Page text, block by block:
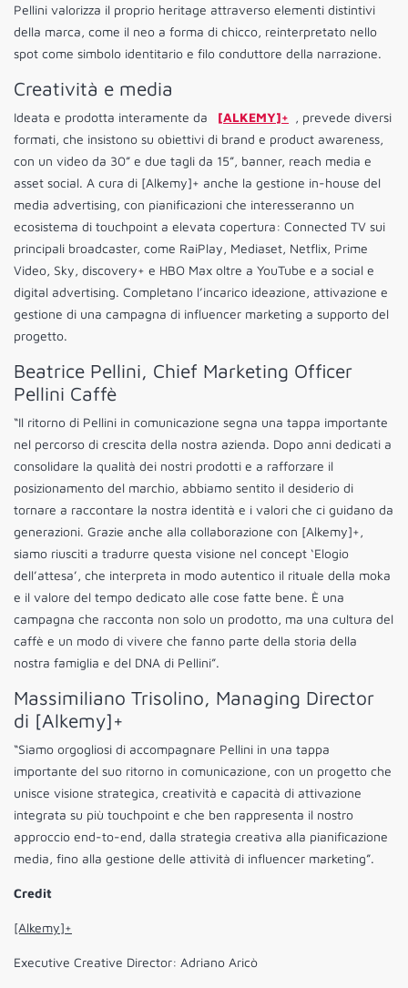
Pellini valorizza il proprio heritage attraverso elementi distintivi
della marca, come il neo a forma di chicco, reinterpretato nello
spot come simbolo identitario e filo conduttore della narrazione.
Creatività e media
Ideata e prodotta interamente da [ALKEMY]+ , prevede diversi
formati, che insistono su obiettivi di brand e product awareness,
con un video da 30” e due tagli da 15”, banner, reach media e
asset social. A cura di [Alkemy]+ anche la gestione in-house del
media advertising, con pianificazioni che interesseranno un
ecosistema di touchpoint a elevata copertura: Connected TV sui
principali broadcaster, come RaiPlay, Mediaset, Netflix, Prime
Video, Sky, discovery+ e HBO Max oltre a YouTube e a social e
digital advertising. Completano l’incarico ideazione, attivazione e
gestione di una campagna di influencer marketing a supporto del
progetto.
Beatrice Pellini, Chief Marketing Officer
Pellini Caffè
“Il ritorno di Pellini in comunicazione segna una tappa importante
nel percorso di crescita della nostra azienda. Dopo anni dedicati a
consolidare la qualità dei nostri prodotti e a rafforzare il
posizionamento del marchio, abbiamo sentito il desiderio di
tornare a raccontare la nostra identità e i valori che ci guidano da
generazioni. Grazie anche alla collaborazione con [Alkemy]+,
siamo riusciti a tradurre questa visione nel concept ‘Elogio
dell’attesa’, che interpreta in modo autentico il rituale della moka
e il valore del tempo dedicato alle cose fatte bene. È una
campagna che racconta non solo un prodotto, ma una cultura del
caffè e un modo di vivere che fanno parte della storia della
nostra famiglia e del DNA di Pellini”.
Massimiliano Trisolino, Managing Director
di [Alkemy]+
“Siamo orgogliosi di accompagnare Pellini in una tappa
importante del suo ritorno in comunicazione, con un progetto che
unisce visione strategica, creatività e capacità di attivazione
integrata su più touchpoint e che ben rappresenta il nostro
approccio end-to-end, dalla strategia creativa alla pianificazione
media, fino alla gestione delle attività di influencer marketing”.
Credit
[Alkemy]+
Executive Creative Director: Adriano Aricò